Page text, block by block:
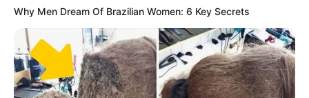
Jangan biarkan kata-kata mereka menentukan harga
dirimu
Foto – foto Tania Qumsoani
Why Men Dream Of Brazilian Women: 6 Key Secrets